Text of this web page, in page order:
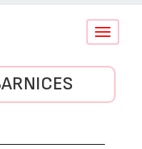
Conmutar